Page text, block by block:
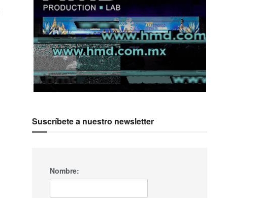
Suscríbete a nuestro newsletter
Nombre: